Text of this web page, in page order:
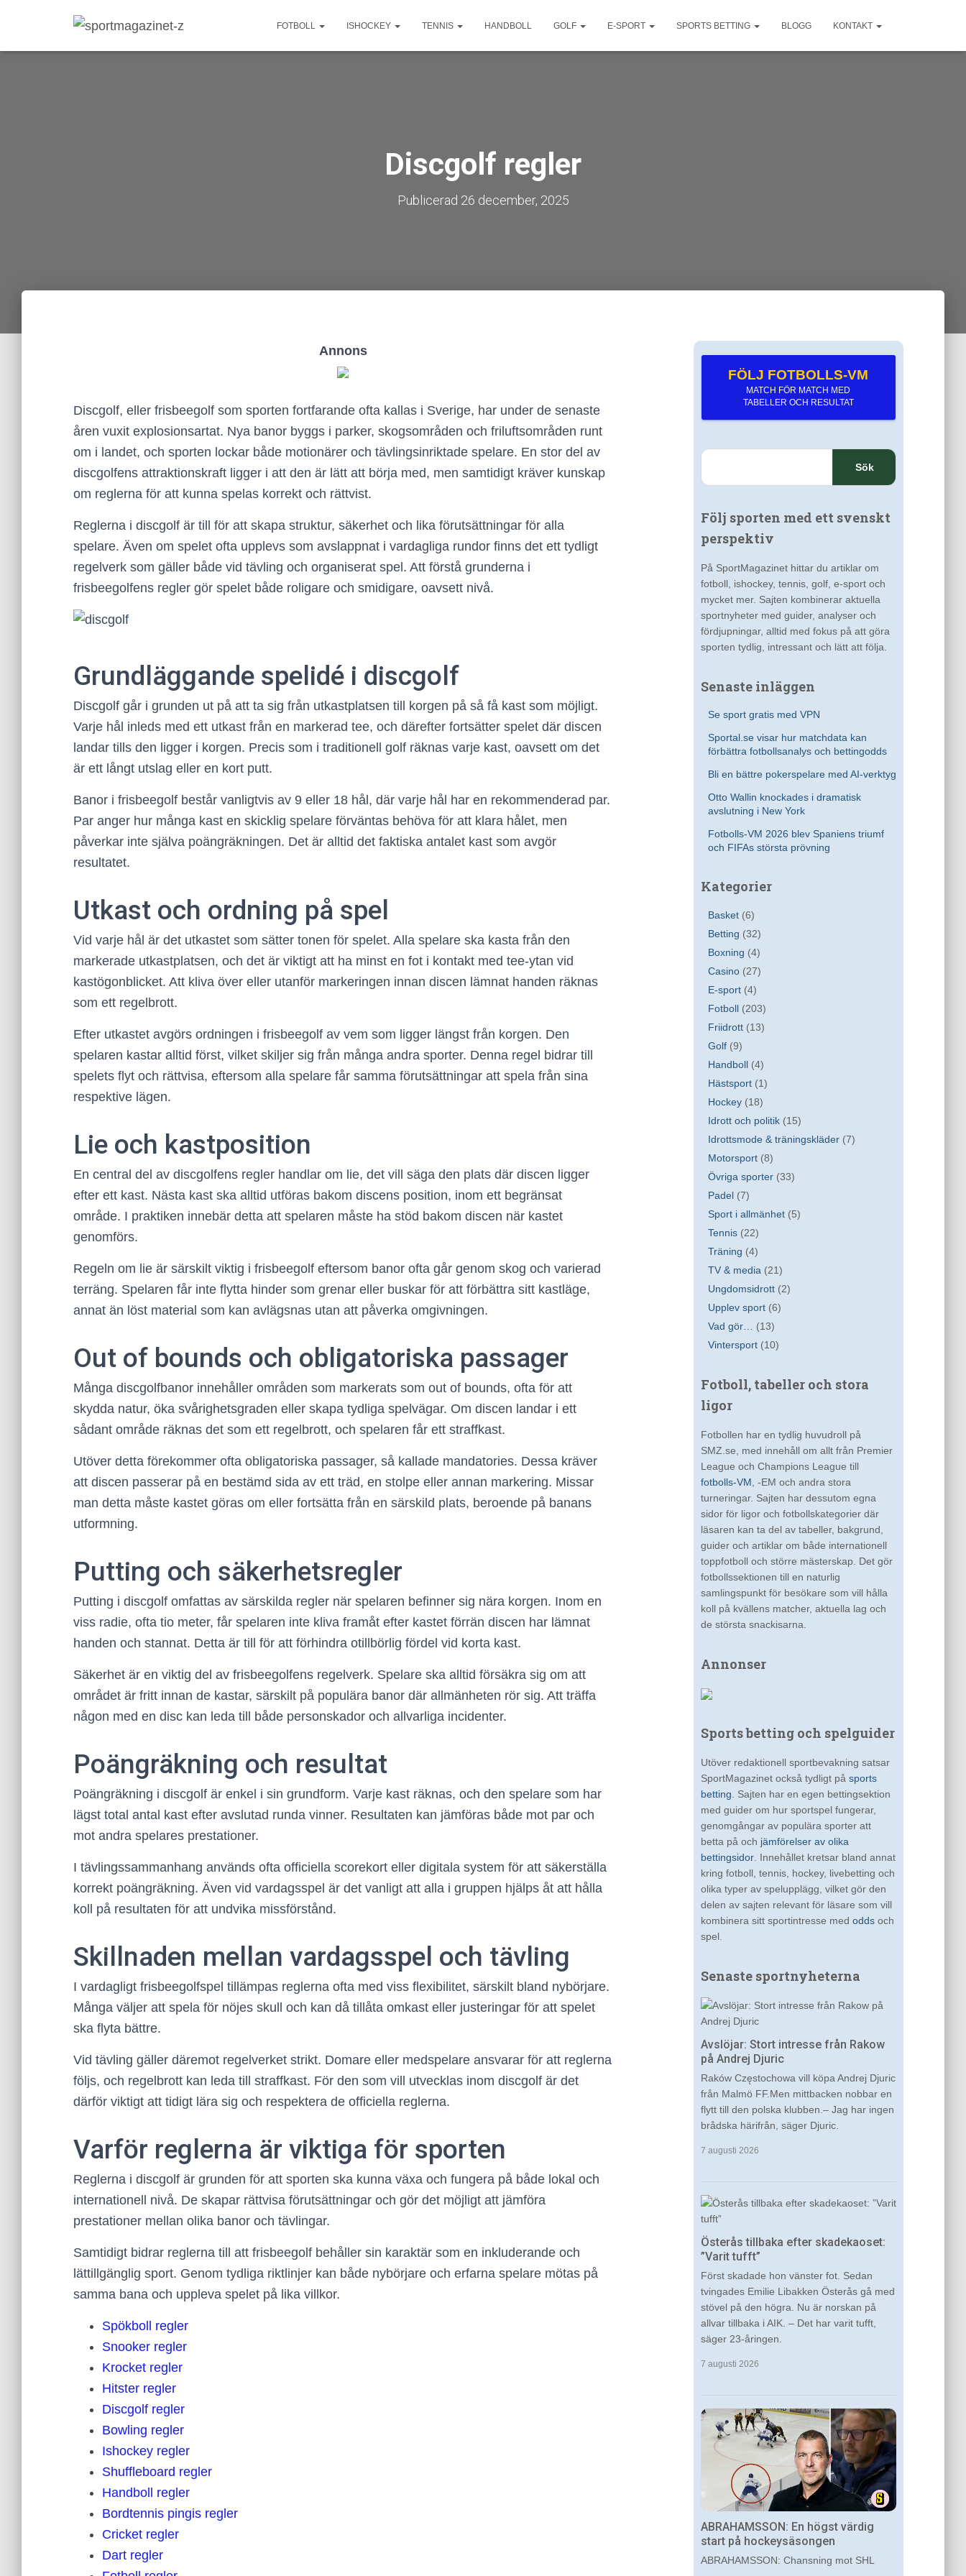
FOTBOLL ISHOCKEY TENNIS HANDBOLL GOLF E-SPORT SPORTS BETTING BLOGG KONTAKT
Discgolf regler
Publicerad 26 december, 2025
Annons
Discgolf, eller frisbeegolf som sporten fortfarande ofta kallas i Sverige, har under de senaste
åren vuxit explosionsartat. Nya banor byggs i parker, skogsområden och friluftsområden runt
om i landet, och sporten lockar både motionärer och tävlingsinriktade spelare. En stor del av
discgolfens attraktionskraft ligger i att den är lätt att börja med, men samtidigt kräver kunskap
om reglerna för att kunna spelas korrekt och rättvist.
Reglerna i discgolf är till för att skapa struktur, säkerhet och lika förutsättningar för alla
spelare. Även om spelet ofta upplevs som avslappnat i vardagliga rundor finns det ett tydligt
regelverk som gäller både vid tävling och organiserat spel. Att förstå grunderna i
frisbeegolfens regler gör spelet både roligare och smidigare, oavsett nivå.
Grundläggande spelidé i discgolf
Discgolf går i grunden ut på att ta sig från utkastplatsen till korgen på så få kast som möjligt.
Varje hål inleds med ett utkast från en markerad tee, och därefter fortsätter spelet där discen
landar tills den ligger i korgen. Precis som i traditionell golf räknas varje kast, oavsett om det
är ett långt utslag eller en kort putt.
Banor i frisbeegolf består vanligtvis av 9 eller 18 hål, där varje hål har en rekommenderad par.
Par anger hur många kast en skicklig spelare förväntas behöva för att klara hålet, men
påverkar inte själva poängräkningen. Det är alltid det faktiska antalet kast som avgör
resultatet.
Utkast och ordning på spel
Vid varje hål är det utkastet som sätter tonen för spelet. Alla spelare ska kasta från den
markerade utkastplatsen, och det är viktigt att ha minst en fot i kontakt med tee-ytan vid
kastögonblicket. Att kliva över eller utanför markeringen innan discen lämnat handen räknas
som ett regelbrott.
Efter utkastet avgörs ordningen i frisbeegolf av vem som ligger längst från korgen. Den
spelaren kastar alltid först, vilket skiljer sig från många andra sporter. Denna regel bidrar till
spelets flyt och rättvisa, eftersom alla spelare får samma förutsättningar att spela från sina
respektive lägen.
Lie och kastposition
En central del av discgolfens regler handlar om lie, det vill säga den plats där discen ligger
efter ett kast. Nästa kast ska alltid utföras bakom discens position, inom ett begränsat
område. I praktiken innebär detta att spelaren måste ha stöd bakom discen när kastet
genomförs.
Regeln om lie är särskilt viktig i frisbeegolf eftersom banor ofta går genom skog och varierad
terräng. Spelaren får inte flytta hinder som grenar eller buskar för att förbättra sitt kastläge,
annat än löst material som kan avlägsnas utan att påverka omgivningen.
Out of bounds och obligatoriska passager
Många discgolfbanor innehåller områden som markerats som out of bounds, ofta för att
skydda natur, öka svårighetsgraden eller skapa tydliga spelvägar. Om discen landar i ett
sådant område räknas det som ett regelbrott, och spelaren får ett straffkast.
Utöver detta förekommer ofta obligatoriska passager, så kallade mandatories. Dessa kräver
att discen passerar på en bestämd sida av ett träd, en stolpe eller annan markering. Missar
man detta måste kastet göras om eller fortsätta från en särskild plats, beroende på banans
utformning.
Putting och säkerhetsregler
Putting i discgolf omfattas av särskilda regler när spelaren befinner sig nära korgen. Inom en
viss radie, ofta tio meter, får spelaren inte kliva framåt efter kastet förrän discen har lämnat
handen och stannat. Detta är till för att förhindra otillbörlig fördel vid korta kast.
Säkerhet är en viktig del av frisbeegolfens regelverk. Spelare ska alltid försäkra sig om att
området är fritt innan de kastar, särskilt på populära banor där allmänheten rör sig. Att träffa
någon med en disc kan leda till både personskador och allvarliga incidenter.
Poängräkning och resultat
Poängräkning i discgolf är enkel i sin grundform. Varje kast räknas, och den spelare som har
lägst total antal kast efter avslutad runda vinner. Resultaten kan jämföras både mot par och
mot andra spelares prestationer.
I tävlingssammanhang används ofta officiella scorekort eller digitala system för att säkerställa
korrekt poängräkning. Även vid vardagsspel är det vanligt att alla i gruppen hjälps åt att hålla
koll på resultaten för att undvika missförstånd.
Skillnaden mellan vardagsspel och tävling
I vardagligt frisbeegolfspel tillämpas reglerna ofta med viss flexibilitet, särskilt bland nybörjare.
Många väljer att spela för nöjes skull och kan då tillåta omkast eller justeringar för att spelet
ska flyta bättre.
Vid tävling gäller däremot regelverket strikt. Domare eller medspelare ansvarar för att reglerna
följs, och regelbrott kan leda till straffkast. För den som vill utvecklas inom discgolf är det
därför viktigt att tidigt lära sig och respektera de officiella reglerna.
Varför reglerna är viktiga för sporten
Reglerna i discgolf är grunden för att sporten ska kunna växa och fungera på både lokal och
internationell nivå. De skapar rättvisa förutsättningar och gör det möjligt att jämföra
prestationer mellan olika banor och tävlingar.
Samtidigt bidrar reglerna till att frisbeegolf behåller sin karaktär som en inkluderande och
lättillgänglig sport. Genom tydliga riktlinjer kan både nybörjare och erfarna spelare mötas på
samma bana och uppleva spelet på lika villkor.
Spökboll regler
Snooker regler
Krocket regler
Hitster regler
Discgolf regler
Bowling regler
Ishockey regler
Shuffleboard regler
Handboll regler
Bordtennis pingis regler
Cricket regler
Dart regler
FÖLJ FOTBOLLS-VM
MATCH FÖR MATCH MED
TABELLER OCH RESULTAT
S
k
f
t
r
:
Följ sporten med ett svenskt
perspektiv
På SportMagazinet hittar du artiklar om
fotboll, ishockey, tennis, golf, e-sport och
mycket mer. Sajten kombinerar aktuella
sportnyheter med guider, analyser och
fördjupningar, alltid med fokus på att göra
sporten tydlig, intressant och lätt att följa.
Senaste inläggen
Se sport gratis med VPN
Sportal.se visar hur matchdata kan
förbättra fotbollsanalys och bettingodds
Bli en bättre pokerspelare med AI-verktyg
Otto Wallin knockades i dramatisk
avslutning i New York
Fotbolls-VM 2026 blev Spaniens triumf
och FIFAs största prövning
Kategorier
Basket(6)
Betting (32)
Boxning (4)
Casino(27)
E-sport(4)
Fotboll(203)
Friidrott(13)
Golf(9)
Handboll(4)
Hästsport(1)
Hockey(18)
Idrott och politik(15)
Idrottsmode & träningskläder(7)
Motorsport(8)
Övriga sporter(33)
Padel(7)
Sport i allmänhet(5)
Tennis(22)
Träning (4)
TV & media (21)
Ungdomsidrott(2)
Upplev sport(6)
Vad gör…
(13)
Vintersport(10)
Fotboll, tabeller och stora
ligor
Fotbollen har en tydlig huvudroll på
SMZ.se, med innehåll om allt från Premier
League och Champions League till
fotbolls-VM , -EM och andra stora
turneringar. Sajten har dessutom egna
sidor för ligor och fotbollskategorier där
läsaren kan ta del av tabeller, bakgrund,
guider och artiklar om både internationell
toppfotboll och större mästerskap. Det gör
fotbollssektionen till en naturlig
samlingspunkt för besökare som vill hålla
koll på kvällens matcher, aktuella lag och
de största snackisarna.
Annonser
Sports betting och spelguider
Utöver redaktionell sportbevakning satsar
SportMagazinet också tydligt på sports
betting . Sajten har en egen bettingsektion
med guider om hur sportspel fungerar,
genomgångar av populära sporter att
betta på och jämförelser av olika
bettingsidor. Innehållet kretsar bland annat
kring fotboll, tennis, hockey, livebetting och
olika typer av spelupplägg, vilket gör den
delen av sajten relevant för läsare som vill
kombinera sitt sportintresse med oddsoch
spel.
Senaste sportnyheterna
Avslöjar: Stort intresse från Rakow
på Andrej Djuric
Raków Częstochowa vill köpa Andrej Djuric
från Malmö FF.Men mittbacken nobbar en
flytt till den polska klubben.– Jag har ingen
brådska härifrån, säger Djuric.
7 augusti 2026
Österås tillbaka efter skadekaoset:
”Varit tufft”
Först skadade hon vänster fot. Sedan
tvingades Emilie Libakken Österås gå med
stövel på den högra. Nu är norskan på
allvar tillbaka i AIK. – Det har varit tufft,
säger 23-åringen.
7 augusti 2026
ABRAHAMSSON: En högst värdig
start på hockeysäsongen
ABRAHAMSSON: Chansning mot SHL